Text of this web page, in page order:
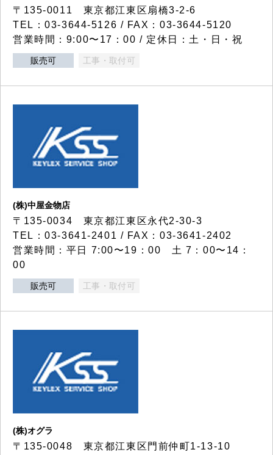
〒135-0011 東京都江東区扇橋3-2-6
TEL：03-3644-5126 / FAX：03-3644-5120
営業時間：9:00〜17：00 / 定休日：土・日・祝
販売可 工事・取付可
(株)中屋金物店
〒135-0034 東京都江東区永代2-30-3
TEL：03-3641-2401 / FAX：03-3641-2402
営業時間：平日 7:00〜19：00 土 7：00〜14：
00
販売可 工事・取付可
(株)オグラ
〒135-0048 東京都江東区門前仲町1-13-10